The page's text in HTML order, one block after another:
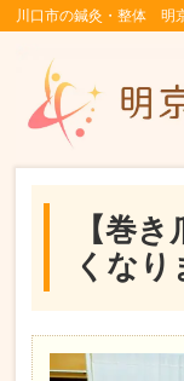
川口市の鍼灸・整体 明
【巻
くなり